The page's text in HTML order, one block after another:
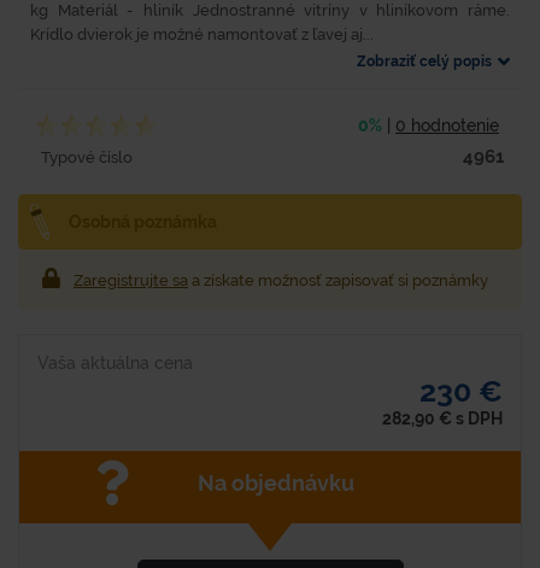
kg Materiál - hliník Jednostranné vitríny v hliníkovom ráme.
Krídlo dvierok je možné namontovať z ľavej aj...
Zobraziť celý popis
0% 0 hodnotenie
Typové číslo 4961
Zaregistrujte sa a získate možnosť zapisovať si poznámky
Vaša aktuálna cena
230 €
282,90 € s DPH
Na objednávku